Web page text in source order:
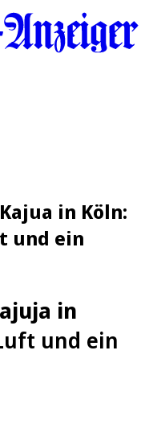
in Köln:
und ein
in
und ein